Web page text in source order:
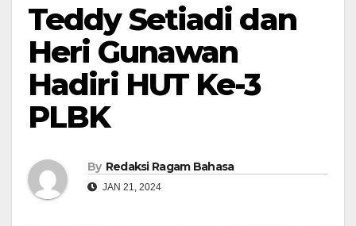
Teddy Setiadi dan
Heri Gunawan
Hadiri HUT Ke-3
PLBK
By Redaksi Ragam Bahasa
JAN 21, 2024